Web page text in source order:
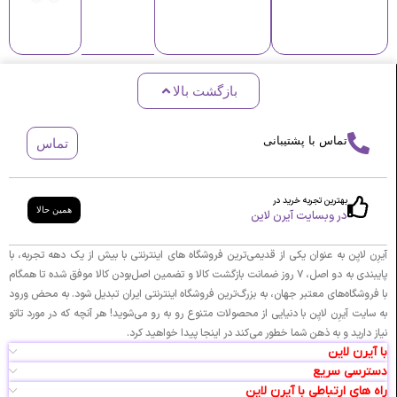
ا
ت
و
و
ی
ه
ا
ز
ل
ک
ی
ن
E
Z
ل
ف
ف
ت
و
ا
ل
ت
ر
و
بازگشت بالا
تماس با پشتیبانی تماس
بهترین تجربه خرید در
در وبسایت آیرن لاین همین حالا
آیرِن لایِن به عنوان یکی از قدیمی‌ترین فروشگاه های اینترنتی با بیش از یک دهه تجربه، با
پایبندی به دو اصل، ۷ روز ضمانت بازگشت کالا و تضمین اصل‌بودن کالا موفق شده تا همگام
با فروشگاه‌های معتبر جهان، به بزرگ‌ترین فروشگاه اینترنتی ایران تبدیل شود. به محض ورود
به سایت آیرِن لایِن با دنیایی از محصولات متنوع رو به رو می‌شوید! هر آنچه که در مورد تاتو
نیاز دارید و به ذهن شما خطور می‌کند در اینجا پیدا خواهید کرد.
با آیرن لاین
دسترسی سریع
راه های ارتباطی با آیرن لاین